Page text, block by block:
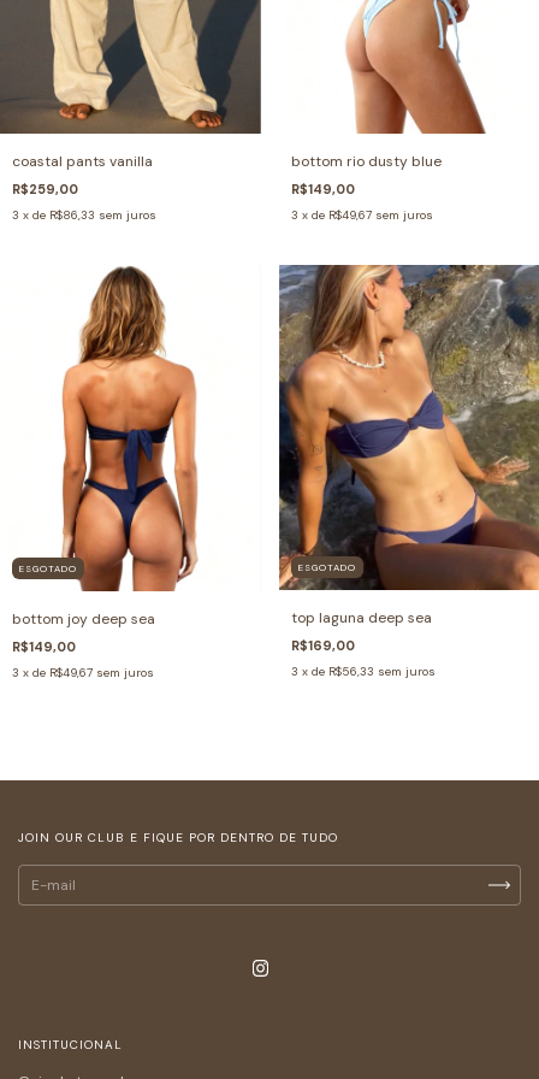
coastal pants vanilla
R$259,00
3 x de R$86,33 sem juros
bottom rio dusty blue
R$149,00
3 x de R$49,67 sem juros
ESGOTADO
bottom joy deep sea
R$149,00
3 x de R$49,67 sem juros
ESGOTADO
top laguna deep sea
R$169,00
3 x de R$56,33 sem juros
JOIN OUR CLUB E FIQUE POR DENTRO DE TUDO
INSTITUCIONAL